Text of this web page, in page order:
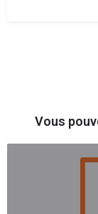
Vous